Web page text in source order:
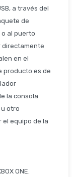
a través del
de
o al puerto
directamente
en el
producto es de
la consola
u otro
el equipo de la
ONE.